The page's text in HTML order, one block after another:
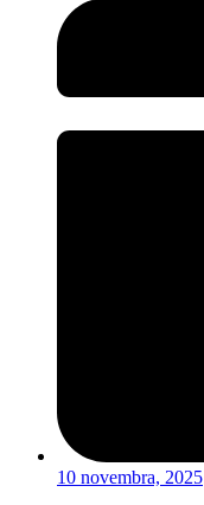
10 novembra, 2025